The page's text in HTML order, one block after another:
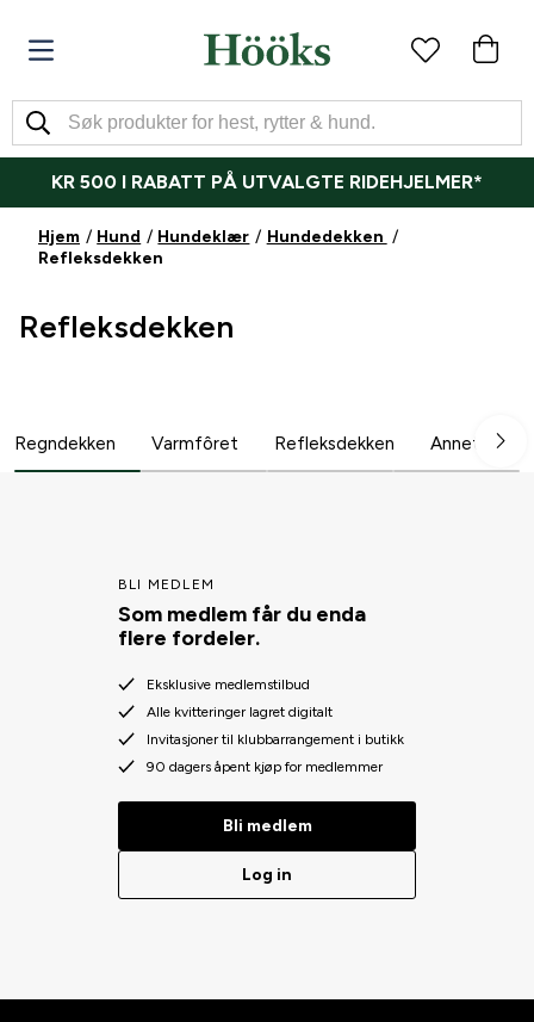
KR 500 I RABATT PÅ UTVALGTE RIDEHJELMER*
Hjem Hund Hundeklær
Hundedekken
Refleksdekken
Refleksdekken
Regndekken Varmfôret Refleksdekken Annet
BLI MEDLEM
Som medlem får du enda
flere fordeler.
Eksklusive medlemstilbud
Alle kvitteringer lagret digitalt
Invitasjoner til klubbarrangement i butikk
90 dagers åpent kjøp for medlemmer
Bli medlem
Log in